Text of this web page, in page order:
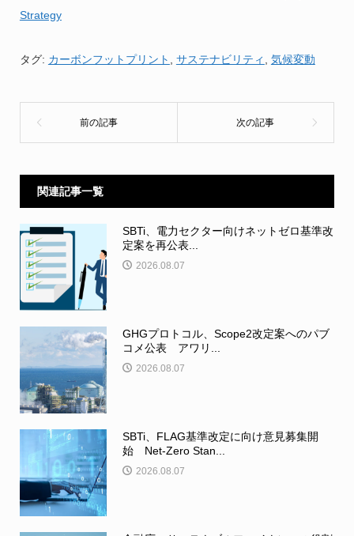
Strategy
タグ: カーボンフットプリント サステナビリティ 気候変動
関連記事一覧
SBTi、電力セクター向けネットゼロ基準改
定案を再公表...
2026.08.07
GHGプロトコル、Scope2改定案へのパブ
コメ公表 アワリ...
2026.08.07
SBTi、FLAG基準改定に向け意見募集開
始 Net-Zero Stan...
2026.08.07